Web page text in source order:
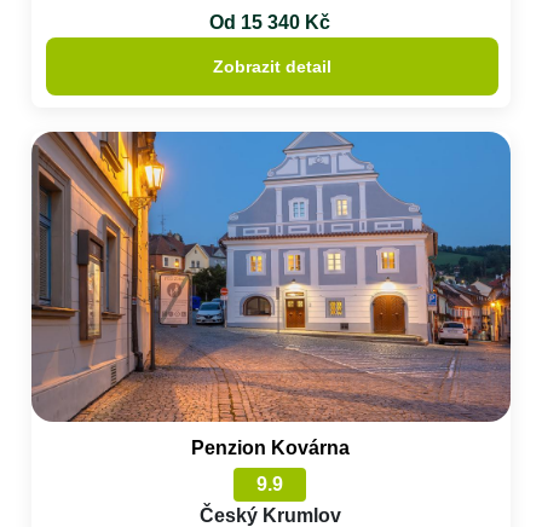
Od 15 340 Kč
Zobrazit detail
Penzion Kovárna
9.9
Český Krumlov